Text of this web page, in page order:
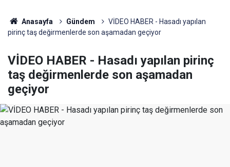
Anasayfa Gündem
VİDEO HABER - Hasadı yapılan
pirinç taş değirmenlerde son aşamadan geçiyor
VİDEO HABER - Hasadı yapılan pirinç
taş değirmenlerde son aşamadan
geçiyor